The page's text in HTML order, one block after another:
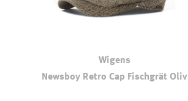
Wigens
Newsboy Retro Cap Fischgrät Oliv